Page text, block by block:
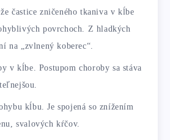
častice zničeného tkaniva v kĺbe
povrchoch. Z hladkých
na „zvlnený koberec“.
v kĺbe. Postupom choroby sa stáva
kĺbu. Je spojená so znížením
svalových kŕčov.